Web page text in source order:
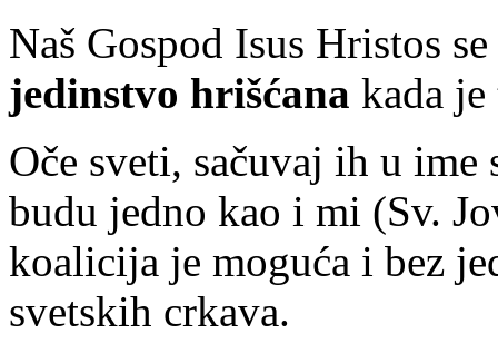
Naš Gospod Isus Hristos
jedinstvo hrišćana kada
Oče sveti, sačuvaj ih u
budu jedno kao i mi (Sv.
koalicija je moguća i bez
svetskih crkava.